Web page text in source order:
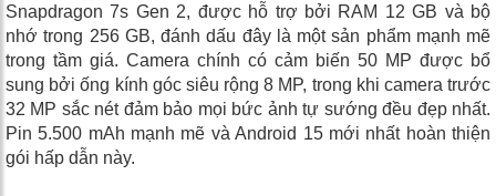
Snapdragon 7s Gen 2, được hỗ trợ bởi RAM 12 GB và bộ
nhớ trong 256 GB, đánh dấu đây là một sản phẩm mạnh mẽ
trong tầm giá. Camera chính có cảm biến 50 MP được bổ
sung bởi ống kính góc siêu rộng 8 MP, trong khi camera trước
32 MP sắc nét đảm bảo mọi bức ảnh tự sướng đều đẹp nhất.
Pin 5.500 mAh mạnh mẽ và Android 15 mới nhất hoàn thiện
gói hấp dẫn này.